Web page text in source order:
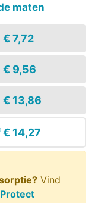
maten
€ 7,72
€ 9,56
€ 13,86
€ 14,27
Vind